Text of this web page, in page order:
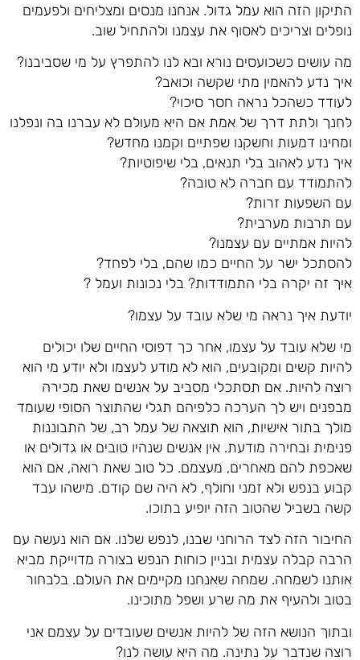
התיקון הזה הוא עמל גדול. אנחנו מנסים ומצליחים ולפעמים
נופלים וצריכים לאסוף את עצמנו ולהתחיל שוב.
מה עושים כשכועסים נורא ובא לנו להתפרץ על מי שסביבנו?
איך נדע להאמין מתי שקשה וכואב?
לעודד כשהכל נראה חסר סיכוי?
לחנך ולתת דרך של אמת אם היא מעולם לא עברנו בה ונפלנו
ומחינו דמעות וחשקנו שפתיים וקמנו מחדש?
איך נדע לאהוב בלי תנאים, בלי שיפוטיות?
להתמודד עם חברה לא טובה?
עם השפעות זרות?
עם תרבות מערבית?
להיות אמתיים עם עצמנו?
להסתכל ישר על החיים כמו שהם, בלי לפחד?
איך זה יקרה בלי התמודדות? בלי נכונות ועמל ?
יודעת איך נראה מי שלא עובד על עצמו?
מי שלא עובד על עצמו, אחר כך דפוסי החיים שלו יכולים
להיות קשים ומקובעים, הוא לא מודע לעצמו ולא יודע מי הוא
רוצה להיות. אם תסתכלי מסביב על אנשים שאת מכירה
מבפנים ויש לך הערכה כלפיהם תגלי שהתוצר הסופי שעומד
מולך בתור אישיות, הוא תוצאה של עמל רב, של התבוננות
פנימית ובחירה מודעת. אין אנשים שנהיו טובים או גדולים או
שאכפת להם מאחרים, מעצמם. כל טוב שאת רואה, אם הוא
קבוע בנפש ולא זמני וחולף, לא היה שם קודם. מישהו עבד
קשה בשביל שהטוב הזה יופיע בתוכו.
החיבור הזה לצד הרוחני שבנו, לנפש שלנו. אם הוא נעשה עם
הרבה קבלה עצמית ובניין כוחות הנפש בצורה מדוייקת מביא
אותנו לשמחה. שמחה שאנחנו מקיימים את העולם. בלבחור
בטוב ולהעיף את מה שרע ושפל מתוכינו.
ובתוך הנושא הזה של להיות אנשים שעובדים על עצמם אני
רוצה שנדבר על נתינה. מה היא עושה לנו?